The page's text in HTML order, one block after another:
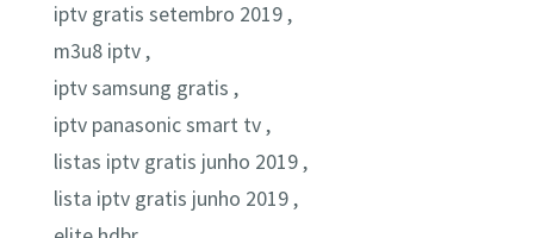
iptv gratis setembro 2019 ,
m3u8 iptv ,
iptv samsung gratis ,
iptv panasonic smart tv ,
listas iptv gratis junho 2019 ,
lista iptv gratis junho 2019 ,